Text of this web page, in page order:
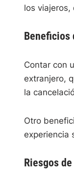
los viajeros,
Beneficios
Contar con
extranjero,
la
Otro
experiencia
Riesgos